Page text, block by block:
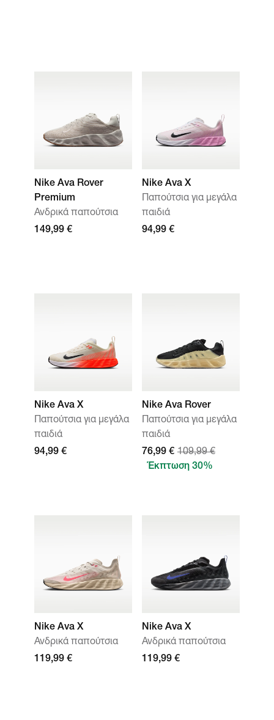
Nike Ava Rover
Premium
Ανδρικά παπούτσια
149,99 €
Nike Ava X
Παπούτσια για μεγάλα
παιδιά
94,99 €
Nike Ava X
Παπούτσια για μεγάλα
παιδιά
94,99 €
Nike Ava Rover
Παπούτσια για μεγάλα
παιδιά
76,99 € 109,99 €
Έκπτωση 30%
Nike Ava X
Ανδρικά παπούτσια
119,99 €
Nike Ava X
Ανδρικά παπούτσια
119,99 €